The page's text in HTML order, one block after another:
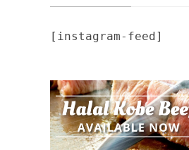
[instagram-feed]